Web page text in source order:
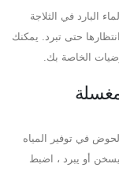
البارد في الثلاجة
حتى تبرد. يمكنك
الخاصة بك.
في توفير المياه
أو يبرد ، اضبط